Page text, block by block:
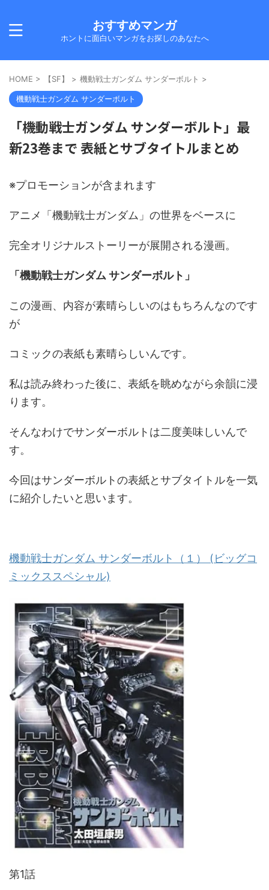
おすすめマンガ
ホントに面白いマンガをお探しのあなたへ
HOME > 【SF】 > 機動戦士ガンダム サンダーボルト >
機動戦士ガンダム サンダーボルト
「機動戦士ガンダム サンダーボルト」最
新23巻まで 表紙とサブタイトルまとめ
※プロモーションが含まれます
アニメ「機動戦士ガンダム」の世界をベースに
完全オリジナルストーリーが展開される漫画。
「機動戦士ガンダム サンダーボルト」
この漫画、内容が素晴らしいのはもちろんなのです
が
コミックの表紙も素晴らしいんです。
私は読み終わった後に、表紙を眺めながら余韻に浸
ります。
そんなわけでサンダーボルトは二度美味しいんで
す。
今回はサンダーボルトの表紙とサブタイトルを一気
に紹介したいと思います。
機動戦士ガンダム サンダーボルト（１） (ビッグコ
ミックススペシャル)
第1話